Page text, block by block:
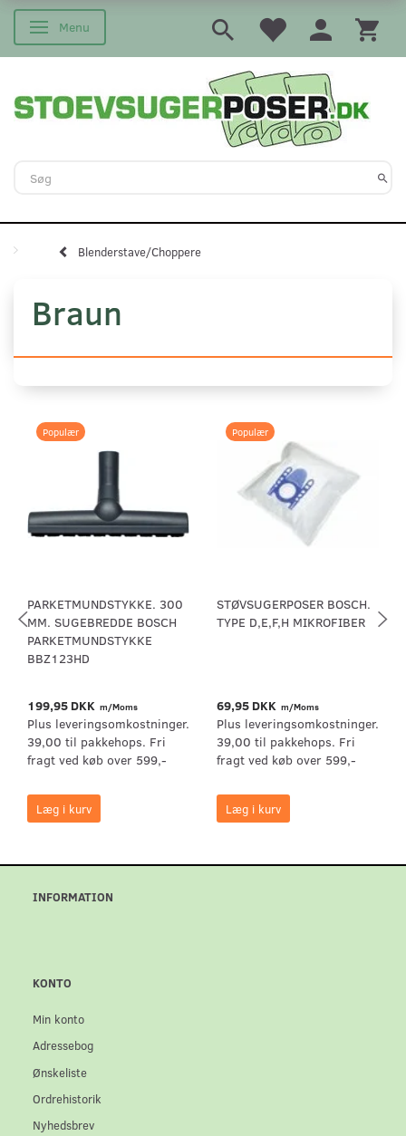
Skifte navigation
Menu
Blenderstave/Choppere
Braun
Populær
PARKETMUNDSTYKKE. 300
MM. SUGEBREDDE BOSCH
PARKETMUNDSTYKKE
BBZ123HD
199,95 DKK m/Moms
Plus leveringsomkostninger.
39,00 til pakkehops. Fri
fragt ved køb over 599,-
Læg i kurv
Populær
STØVSUGERPOSER BOSCH.
TYPE D,E,F,H MIKROFIBER
69,95 DKK m/Moms
Plus leveringsomkostninger.
39,00 til pakkehops. Fri
fragt ved køb over 599,-
Læg i kurv
INFORMATION
KONTO
Min konto
Adressebog
Ønskeliste
Ordrehistorik
Nyhedsbrev